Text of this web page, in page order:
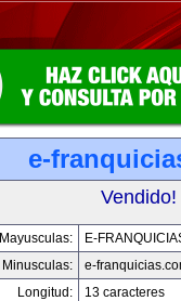
e-
Vendido!
Mayusculas:
E-
Minusculas:
e-
Longitud:
13 caracteres